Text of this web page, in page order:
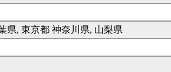
県, 東京都 神奈川県, 山梨県